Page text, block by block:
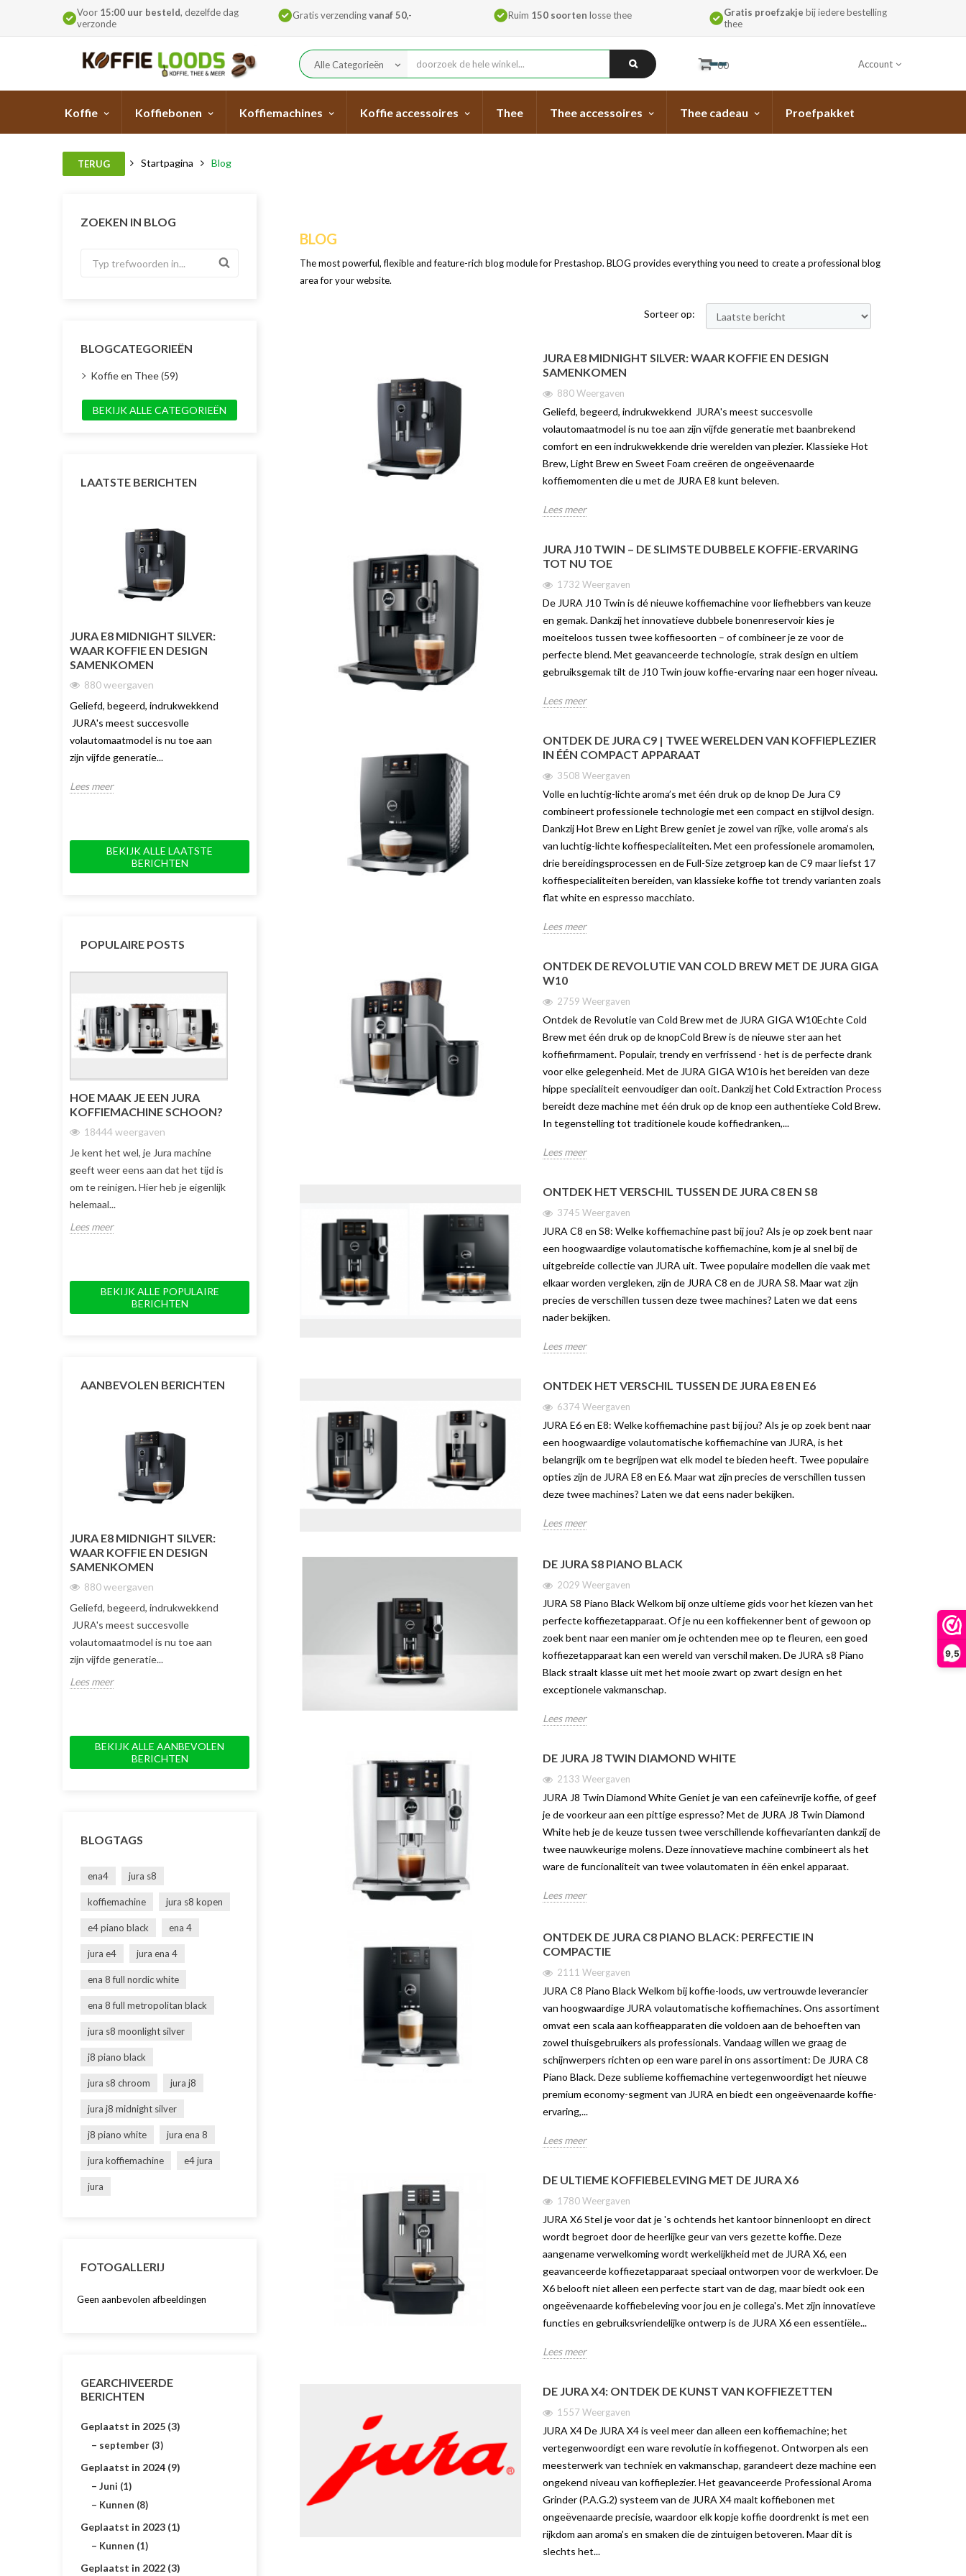
9,5
Voor 15:00 uur besteld, dezelfde dag
verzonde
Gratis verzendingvanaf 50,- Ruim 150 soorten losse thee Gratis proefzakje bij iedere bestelling
thee
Alle Categorieën keyboard_arrow_down 00 Account
Koffie Koffiebonen Koffiemachines Koffie accessoires Thee Thee accessoires Thee cadeau Proefpakket
TERUG Startpagina Blog
ZOEKEN IN BLOG
BLOGCATEGORIEËN
Koffie en Thee (59)
BEKIJK ALLE CATEGORIEËN
LAATSTE BERICHTEN
JURA E8 MIDNIGHT SILVER:
WAAR KOFFIE EN DESIGN
SAMENKOMEN
880 weergaven
Geliefd, begeerd, indrukwekkend
JURA's meest succesvolle
volautomaatmodel is nu toe aan
zijn vijfde generatie...
Lees meer
JURA J10 TWIN – DE SLIMSTE
DUBBELE KOFFIE-ERVARING
ONTDEK DE JURA C9 | TWEE
WERELDEN VAN
KOFFIEPLEZIER IN ÉÉN
COMPACT APPARAAT
één druk op de knop De Jura C9
combineert professionele
technologie met een...
Lees meer
ONTDEK DE REVOLUTIE
VAN COLD BREW MET DE
JURA GIGA W10
W10Echte Cold Brew met één
druk op de knopCold...
ONTDEK HET VERSCHIL
TUSSEN DE JURA C8 EN S8
3745 weergaven
volautomatische...
BEKIJK ALLE LAATSTE
BERICHTEN
POPULAIRE POSTS
HOE MAAK JE EEN JURA
KOFFIEMACHINE SCHOON?
18444 weergaven
Je kent het wel, je Jura machine
geeft weer eens aan dat het tijd is
om te reinigen. Hier heb je eigenlijk
helemaal...
Lees meer
DE GLOEDNIEUWE JURA E4
WELKE MELK HEEFT U
de melk die...
Lees meer
DE JURA Z10
12123 weergaven
van de eerste...
Lees meer
HOE VERWIJDER JE THEE-
AANSLAG?
theekopje of theepot. Heel
Lees meer
BEKIJK ALLE POPULAIRE
BERICHTEN
AANBEVOLEN BERICHTEN
JURA E8 MIDNIGHT SILVER:
WAAR KOFFIE EN DESIGN
SAMENKOMEN
880 weergaven
Geliefd, begeerd, indrukwekkend
JURA's meest succesvolle
volautomaatmodel is nu toe aan
zijn vijfde generatie...
Lees meer
De JURA J10 Twin is dé nieuwe
koffiemachine voor liefhebbers van
KOFFIEPLEZIER IN ÉÉN
COMPACT APPARAAT
Volle en luchtig-lichte aroma’s met
één druk op de knop De Jura C9
combineert professionele
technologie met een...
JURA GIGA W10
2759 weergaven
Ontdek de Revolutie van Cold
Brew met de JURA GIGA
W10Echte Cold Brew met één
druk op de knopCold...
koffiemachine past bij jou? Als je op
zoek bent naar een hoogwaardige
volautomatische...
Lees meer
BEKIJK ALLE AANBEVOLEN
BERICHTEN
BLOGTAGS
ena4 jura s8
koffiemachine jura s8 kopen
e4 piano black ena 4
jura e4 jura ena 4
ena 8 full nordic white
ena 8 full metropolitan black
jura s8 moonlight silver
j8 piano black
jura s8 chroom jura j8
jura j8 midnight silver
j8 piano white jura ena 8
jura koffiemachine e4 jura
jura
FOTOGALLERIJ
Geen aanbevolen afbeeldingen
GEARCHIVEERDE
BERICHTEN
Geplaatst in 2025 (3)
september (3)
Geplaatst in 2024 (9)
Juni (1)
Kunnen (8)
Geplaatst in 2023 (1)
Kunnen (1)
Geplaatst in 2022 (3)
BLOG
The most powerful, flexible and feature-rich blog module for Prestashop. BLOG provides everything you need to create a professional blog
area for your website.
Sorteer op:
JURA E8 MIDNIGHT SILVER: WAAR KOFFIE EN DESIGN
SAMENKOMEN
880 Weergaven
Geliefd, begeerd, indrukwekkend JURA's meest succesvolle
volautomaatmodel is nu toe aan zijn vijfde generatie met baanbrekend
comfort en een indrukwekkende drie werelden van plezier. Klassieke Hot
Brew, Light Brew en Sweet Foam creëren de ongeëvenaarde
koffiemomenten die u met de JURA E8 kunt beleven.
Lees meer
JURA J10 TWIN – DE SLIMSTE DUBBELE KOFFIE-ERVARING
TOT NU TOE
1732 Weergaven
De JURA J10 Twin is dé nieuwe koffiemachine voor liefhebbers van keuze
en gemak. Dankzij het innovatieve dubbele bonenreservoir kies je
moeiteloos tussen twee koffiesoorten – of combineer je ze voor de
perfecte blend. Met geavanceerde technologie, strak design en ultiem
gebruiksgemak tilt de J10 Twin jouw koffie-ervaring naar een hoger niveau.
Lees meer
ONTDEK DE JURA C9 | TWEE WERELDEN VAN KOFFIEPLEZIER
IN ÉÉN COMPACT APPARAAT
3508 Weergaven
Volle en luchtig-lichte aroma’s met één druk op de knop De Jura C9
combineert professionele technologie met een compact en stijlvol design.
Dankzij Hot Brew en Light Brew geniet je zowel van rijke, volle aroma’s als
van luchtig-lichte koffiespecialiteiten. Met een professionele aromamolen,
drie bereidingsprocessen en de Full-Size zetgroep kan de C9 maar liefst 17
koffiespecialiteiten bereiden, van klassieke koffie tot trendy varianten zoals
flat white en espresso macchiato.
Lees meer
ONTDEK DE REVOLUTIE VAN COLD BREW MET DE JURA GIGA
W10
2759 Weergaven
Ontdek de Revolutie van Cold Brew met de JURA GIGA W10Echte Cold
Brew met één druk op de knopCold Brew is de nieuwe ster aan het
koffiefirmament. Populair, trendy en verfrissend - het is de perfecte drank
voor elke gelegenheid. Met de JURA GIGA W10 is het bereiden van deze
hippe specialiteit eenvoudiger dan ooit. Dankzij het Cold Extraction Process
bereidt deze machine met één druk op de knop een authentieke Cold Brew.
In tegenstelling tot traditionele koude koffiedranken,...
Lees meer
ONTDEK HET VERSCHIL TUSSEN DE JURA C8 EN S8
3745 Weergaven
JURA C8 en S8: Welke koffiemachine past bij jou? Als je op zoek bent naar
een hoogwaardige volautomatische koffiemachine, kom je al snel bij de
uitgebreide collectie van JURA uit. Twee populaire modellen die vaak met
elkaar worden vergleken, zijn de JURA C8 en de JURA S8. Maar wat zijn
precies de verschillen tussen deze twee machines? Laten we dat eens
nader bekijken.
Lees meer
ONTDEK HET VERSCHIL TUSSEN DE JURA E8 EN E6
6374 Weergaven
JURA E6 en E8: Welke koffiemachine past bij jou? Als je op zoek bent naar
een hoogwaardige volautomatische koffiemachine van JURA, is het
belangrijk om te begrijpen wat elk model te bieden heeft. Twee populaire
opties zijn de JURA E8 en E6. Maar wat zijn precies de verschillen tussen
deze twee machines? Laten we dat eens nader bekijken.
Lees meer
DE JURA S8 PIANO BLACK
2029 Weergaven
JURA S8 Piano Black Welkom bij onze ultieme gids voor het kiezen van het
perfecte koffiezetapparaat. Of je nu een koffiekenner bent of gewoon op
zoek bent naar een manier om je ochtenden mee op te fleuren, een goed
koffiezetapparaat kan een wereld van verschil maken. De JURA s8 Piano
Black straalt klasse uit met het mooie zwart op zwart design en het
exceptionele vakmanschap.
Lees meer
DE JURA J8 TWIN DIAMOND WHITE
2133 Weergaven
JURA J8 Twin Diamond White Geniet je van een cafeïnevrije koffie, of geef
je de voorkeur aan een pittige espresso? Met de JURA J8 Twin Diamond
White heb je de keuze tussen twee verschillende koffievarianten dankzij de
twee nauwkeurige molens. Deze innovatieve machine combineert als het
ware de funcionaliteit van twee volautomaten in éën enkel apparaat.
Lees meer
ONTDEK DE JURA C8 PIANO BLACK: PERFECTIE IN
COMPACTIE
2111 Weergaven
JURA C8 Piano Black Welkom bij koffie-loods, uw vertrouwde leverancier
van hoogwaardige JURA volautomatische koffiemachines. Ons assortiment
omvat een scala aan koffieapparaten die voldoen aan de behoeften van
zowel thuisgebruikers als professionals. Vandaag willen we graag de
schijnwerpers richten op een ware parel in ons assortiment: De JURA C8
Piano Black. Deze sublieme koffiemachine vertegenwoordigt het nieuwe
premium economy-segment van JURA en biedt een ongeëvenaarde koffie-
ervaring,...
Lees meer
DE ULTIEME KOFFIEBELEVING MET DE JURA X6
1780 Weergaven
JURA X6 Stel je voor dat je 's ochtends het kantoor binnenloopt en direct
wordt begroet door de heerlijke geur van vers gezette koffie. Deze
aangename verwelkoming wordt werkelijkheid met de JURA X6, een
geavanceerde koffiezetapparaat speciaal ontworpen voor de werkvloer. De
X6 belooft niet alleen een perfecte start van de dag, maar biedt ook een
ongeëvenaarde koffiebeleving voor jou en je collega's. Met zijn innovatieve
functies en gebruiksvriendelijke ontwerp is de JURA X6 een essentiële...
Lees meer
DE JURA X4: ONTDEK DE KUNST VAN KOFFIEZETTEN
1557 Weergaven
JURA X4 De JURA X4 is veel meer dan alleen een koffiemachine; het
vertegenwoordigt een ware revolutie in koffiegenot. Ontworpen als een
meesterwerk van techniek en vakmanschap, garandeert deze machine een
ongekend niveau van koffieplezier. Het geavanceerde Professional Aroma
Grinder (P.A.G.2) systeem van de JURA X4 maalt koffiebonen met
ongeëvenaarde precisie, waardoor elk kopje koffie doordrenkt is met een
rijkdom aan aroma's en smaken die de zintuigen betoveren. Maar dit is
slechts het...